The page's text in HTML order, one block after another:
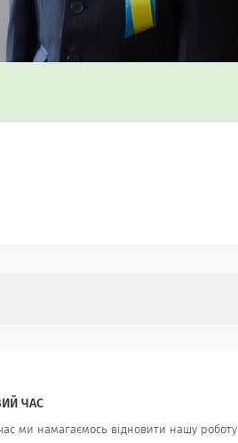
ЧАС
ми намагаємось відновити нашу роботу